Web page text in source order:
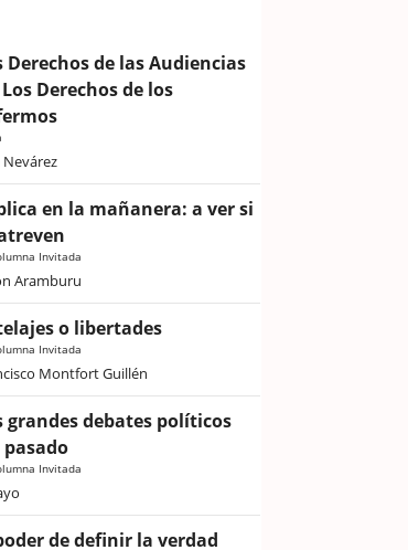
Derechos de las Audiencias
Derechos de los
Nevárez
en la mañanera: a ver si
Invitada
Aramburu
o libertades
Invitada
Montfort Guillén
grandes debates políticos
pasado
Invitada
de definir la verdad